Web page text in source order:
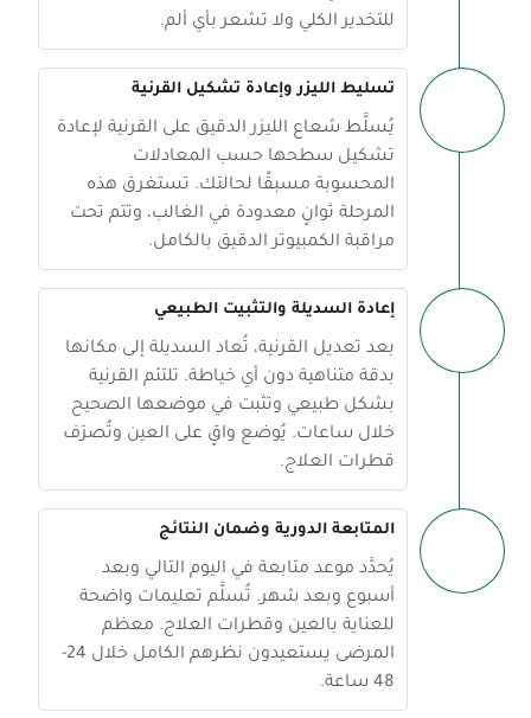
للتخدير الكلي ولا تشعر بأي ألم.
تسليط الليزر وإعادة تشكيل القرنية
يُسلَّط شعاع الليزر الدقيق على القرنية لإعادة
تشكيل سطحها حسب المعادلات
المحسوبة مسبقًا لحالتك. تستغرق هذه
المرحلة ثوانٍ معدودة في الغالب، وتتم تحت
مراقبة الكمبيوتر الدقيق بالكامل.
إعادة السديلة والتثبيت الطبيعي
بعد تعديل القرنية، تُعاد السديلة إلى مكانها
بدقة متناهية دون أي خياطة. تلتئم القرنية
بشكل طبيعي وتثبت في موضعها الصحيح
خلال ساعات. يُوضع واقٍ على العين وتُصرَف
قطرات العلاج.
المتابعة الدورية وضمان النتائج
يُحدَّد موعد متابعة في اليوم التالي وبعد
أسبوع وبعد شهر. تُسلَّم تعليمات واضحة
للعناية بالعين وقطرات العلاج. معظم
المرضى يستعيدون نظرهم الكامل خلال 24-
48 ساعة.